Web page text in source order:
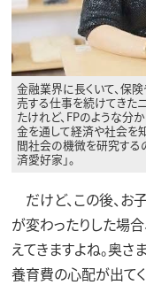
金融業界に長くいて、保
売する仕事を続けてきた
たけれど、FPのような分
金を通して経済や社会を
間社会の機微を研究する
済愛好家」。
だけど、この後、お
が変わったりした場合
えてきますよね。奥
養育費の心配が出てく